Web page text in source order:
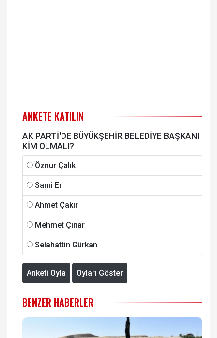
ANKETE KATILIN
AK PARTİ'DE BÜYÜKŞEHİR BELEDİYE BAŞKANI
KİM OLMALI?
Öznur Çalık
Sami Er
Ahmet Çakır
Mehmet Çınar
Selahattin Gürkan
Anketi Oyla Oyları Göster
BENZER HABERLER